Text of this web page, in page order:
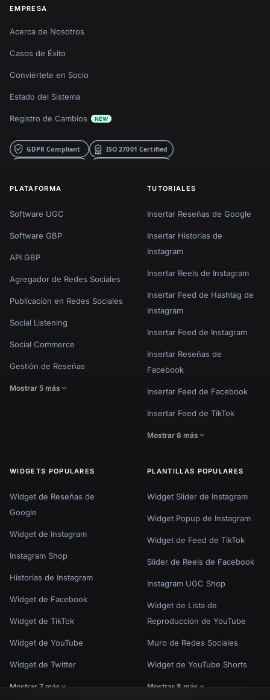
EMPRESA
Acerca de Nosotros
Casos de Éxito
Conviértete en Socio
Estado del Sistema
Registro de Cambios NEW
PLATAFORMA
Software UGC
Software GBP
API GBP
Agregador de Redes Sociales
Publicación en Redes Sociales
Social Listening
Social Commerce
Gestión de Reseñas
Mostrar 5 más
TUTORIALES
Insertar Reseñas de Google
Insertar Historias de
Instagram
Insertar Reels de Instagram
Insertar Feed de Hashtag de
Instagram
Insertar Feed de Instagram
Insertar Reseñas de
Facebook
Insertar Feed de Facebook
Insertar Feed de TikTok
Mostrar 8 más
WIDGETS POPULARES
Widget de Reseñas de
Google
Widget de Instagram
Instagram Shop
Historias de Instagram
Widget de Facebook
Widget de TikTok
Widget de YouTube
Widget de Twitter
Mostrar 7 más
PLANTILLAS POPULARES
Widget Slider de Instagram
Widget Popup de Instagram
Widget de Feed de TikTok
Slider de Reels de Facebook
Instagram UGC Shop
Widget de Lista de
Reproducción de YouTube
Muro de Redes Sociales
Widget de YouTube Shorts
Mostrar 8 más